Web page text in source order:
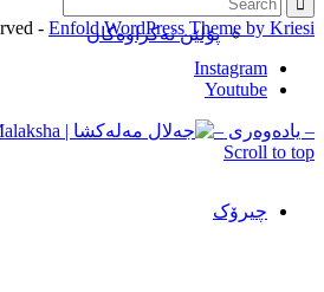
پۆلێن نەکراوەکان
چیرۆک
- Enfold WordPress Theme by Kriesi
Instagram
Youtube
– ياده‌وه‌ری –
Scroll to top